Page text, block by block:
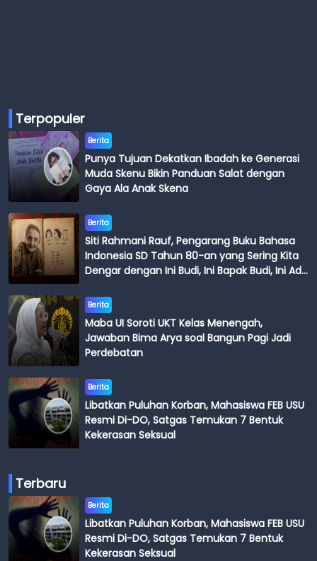
Terpopuler
Berita
Punya Tujuan Dekatkan Ibadah ke Generasi
Muda Skenu Bikin Panduan Salat dengan
Gaya Ala Anak Skena
Berita
Siti Rahmani Rauf, Pengarang Buku Bahasa
Indonesia SD Tahun 80-an yang Sering Kita
Dengar dengan Ini Budi, Ini Bapak Budi, Ini Adik
Berita
Maba UI Soroti UKT Kelas Menengah,
Jawaban Bima Arya soal Bangun Pagi Jadi
Perdebatan
Berita
Libatkan Puluhan Korban, Mahasiswa FEB USU
Resmi Di-DO, Satgas Temukan 7 Bentuk
Kekerasan Seksual
Terbaru
Berita
Libatkan Puluhan Korban, Mahasiswa FEB USU
Resmi Di-DO, Satgas Temukan 7 Bentuk
Kekerasan Seksual